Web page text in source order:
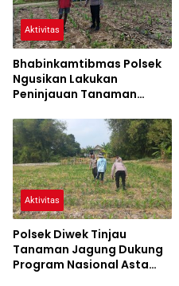
Aktivitas
Bhabinkamtibmas Polsek
Ngusikan Lakukan
Peninjauan Tanaman
Mendukung Ketahanan
Pangan
Aktivitas
Polsek Diwek Tinjau
Tanaman Jagung Dukung
Program Nasional Asta